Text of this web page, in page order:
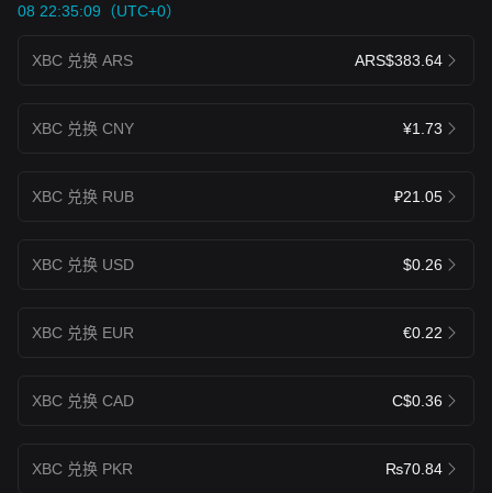
08 22:35:09（UTC+0）
XBC 兑换 ARS ARS$383.64
XBC 兑换 CNY ¥1.73
XBC 兑换 RUB ₽21.05
XBC 兑换 USD $0.26
XBC 兑换 EUR €0.22
XBC 兑换 CAD C$0.36
XBC 兑换 PKR ₨70.84